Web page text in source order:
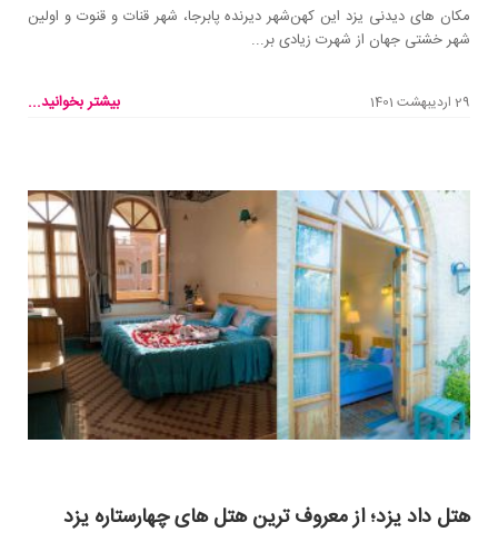
مکان های دیدنی یزد این کهن‌شهر دیرنده پابرجا، شهر قنات و قنوت و اولین
شهر خشتی جهان از شهرت زیادی بر...
29 اردیبهشت 1401 بیشتر بخوانید...
هتل داد یزد؛ از معروف ترین هتل های چهارستاره یزد